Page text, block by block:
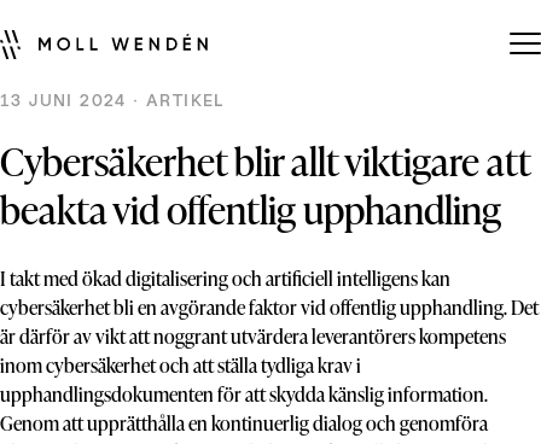
13 JUNI 2024 · ARTIKEL
Cybersäkerhet blir allt viktigare att
beakta vid offentlig upphandling
I takt med ökad digitalisering och artificiell intelligens kan
cybersäkerhet bli en avgörande faktor vid offentlig upphandling. Det
är därför av vikt att noggrant utvärdera leverantörers kompetens
inom cybersäkerhet och att ställa tydliga krav i
upphandlingsdokumenten för att skydda känslig information.
Genom att upprätthålla en kontinuerlig dialog och genomföra